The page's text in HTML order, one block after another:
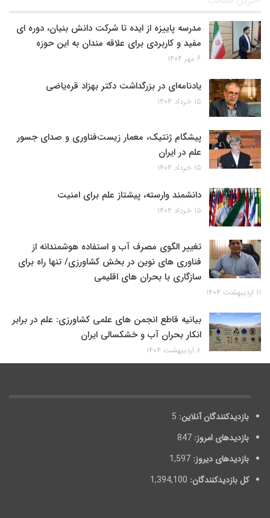
مدرسه پاییزه از ایده تا شرکت دانش بنیان، دوره ای
مفید و کاربردی برای علاقه مندان به این حوزه
۶ مهر ۱۴۰۴
یادنامه‌ای در بزرگداشت دکتر بهزاد قره‌یاضی
۱۵ خرداد ۱۴۰۴
پیشگام ژنتیک، معمار زیست‌فناوری و صدای جسور
علم در ایران
۱۵ خرداد ۱۴۰۴
دانشمند وارسته، پیشتاز علم برای امنیت
۱۵ خرداد ۱۴۰۴
تغییر الگوی مصرف آب و استفاده هوشمندانه از
فناوری های نوین در بخش کشاورزی/ تنها راه برای
سازگاری با بحران های اقلیمی
۱۱ اردیبهشت ۱۴۰۴
بیانیه قاطع انجمن های علمی کشاورزی: علم در برابر
انکار بحران آب و خشکسالی ایران
۸ اردیبهشت ۱۴۰۴
بازدیدکنندگان آنلاین: 5
بازدیدهای امروز: 847
بازدیدهای دیروز: 1,597
کل بازدیدکنند‌گان: 1,394,100